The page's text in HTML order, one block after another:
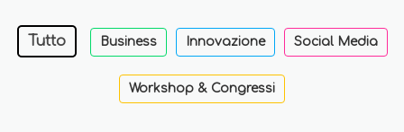
Tutto Business Innovazione Social Media
Workshop & Congressi